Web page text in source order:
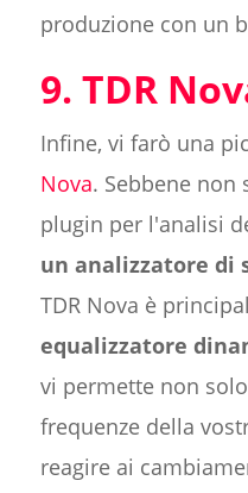
produzione con un
9. TDR
Infine, vi farò una
Nova. Sebbene non
plugin per l'analisi
un analizzatore di
TDR Nova è
equalizzatore
vi permette non
frequenze della
reagire ai